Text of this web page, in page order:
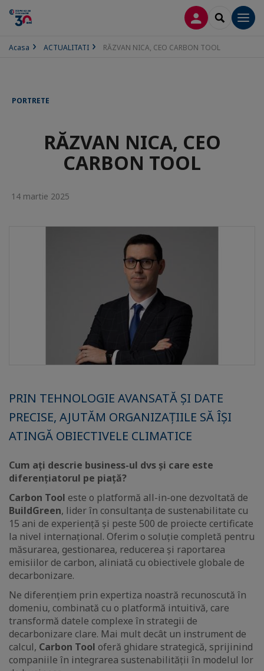
CONECTARE
SEARCH
Acasa ACTUALITATI RĂZVAN NICA, CEO CARBON TOOL
PORTRETE
RĂZVAN NICA, CEO
CARBON TOOL
14 martie 2025
PRIN TEHNOLOGIE AVANSATĂ ȘI DATE
PRECISE, AJUTĂM ORGANIZAȚIILE SĂ ÎȘI
ATINGĂ OBIECTIVELE CLIMATICE
Cum ați descrie business-ul dvs și care este
diferențiatorul pe piață?
Carbon Tool este o platformă all-in-one dezvoltată de
BuildGreen, lider în consultanța de sustenabilitate cu
15 ani de experiență și peste 500 de proiecte certificate
la nivel internațional. Oferim o soluție completă pentru
măsurarea, gestionarea, reducerea și raportarea
emisiilor de carbon, aliniată cu obiectivele globale de
decarbonizare.
Ne diferențiem prin expertiza noastră recunoscută în
domeniu, combinată cu o platformă intuitivă, care
transformă datele complexe în strategii de
decarbonizare clare. Mai mult decât un instrument de
calcul, Carbon Tool oferă ghidare strategică, sprijinind
companiile în integrarea sustenabilității în modelul lor